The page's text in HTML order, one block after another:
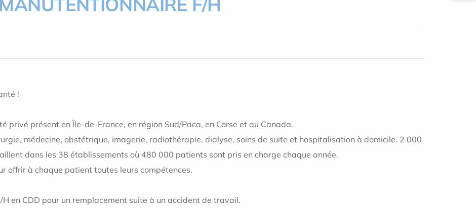
!
privé présent en Île-de-France, en région Sud/Paca, en Corse et au Canada.
médecine, obstétrique, imagerie, radiothérapie, dialyse, soins de suite et hospitalisation à domicile. 2 000
dans les 38 établissements où 480 000 patients sont pris en charge chaque année.
offrir à chaque patient toutes leurs compétences.
en CDD pour un remplacement suite à un accident de travail.